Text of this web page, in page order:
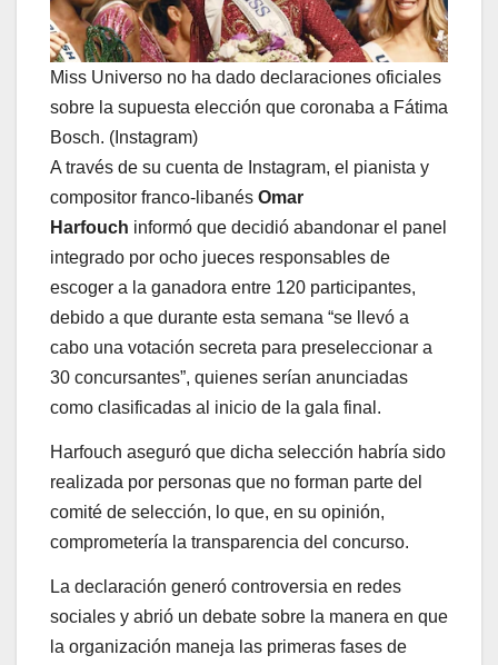
Miss Universo no ha dado declaraciones oficiales
sobre la supuesta elección que coronaba a Fátima
Bosch. (Instagram)
A través de su cuenta de Instagram, el pianista y
compositor franco-libanés Omar
Harfouch informó que decidió abandonar el panel
integrado por ocho jueces responsables de
escoger a la ganadora entre 120 participantes,
debido a que durante esta semana “se llevó a
cabo una votación secreta para preseleccionar a
30 concursantes”, quienes serían anunciadas
como clasificadas al inicio de la gala final.
Harfouch aseguró que dicha selección habría sido
realizada por personas que no forman parte del
comité de selección, lo que, en su opinión,
comprometería la transparencia del concurso.
La declaración generó controversia en redes
sociales y abrió un debate sobre la manera en que
la organización maneja las primeras fases de